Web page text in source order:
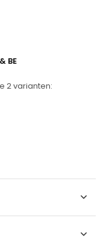
BE
2varianten: